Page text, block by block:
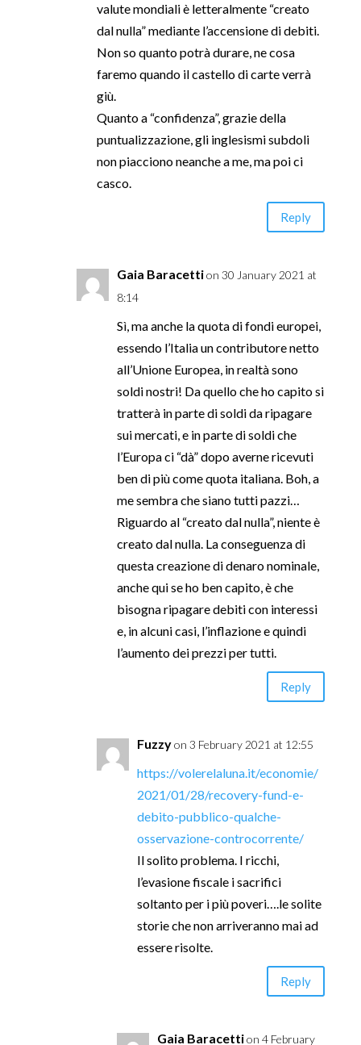
valute mondiali è letteralmente “creato
dal nulla” mediante l’accensione di debiti.
Non so quanto potrà durare, ne cosa
faremo quando il castello di carte verrà
giù.
Quanto a “confidenza”, grazie della
puntualizzazione, gli inglesismi subdoli
non piacciono neanche a me, ma poi ci
casco.
Reply
Gaia Baracettion 30 January 2021 at
8:14
Sì, ma anche la quota di fondi europei,
essendo l’Italia un contributore netto
all’Unione Europea, in realtà sono
soldi nostri! Da quello che ho capito si
tratterà in parte di soldi da ripagare
sui mercati, e in parte di soldi che
l’Europa ci “dà” dopo averne ricevuti
ben di più come quota italiana. Boh, a
me sembra che siano tutti pazzi…
Riguardo al “creato dal nulla”, niente è
creato dal nulla. La conseguenza di
questa creazione di denaro nominale,
anche qui se ho ben capito, è che
bisogna ripagare debiti con interessi
e, in alcuni casi, l’inflazione e quindi
l’aumento dei prezzi per tutti.
Reply
Fuzzyon 3 February 2021 at 12:55
https://volerelaluna.it/economie/
2021/01/28/recovery-fund-e-
debito-pubblico-qualche-
osservazione-controcorrente/
Il solito problema. I ricchi,
l’evasione fiscale i sacrifici
soltanto per i più poveri….le solite
storie che non arriveranno mai ad
essere risolte.
Reply
Gaia Baracettion 4 February